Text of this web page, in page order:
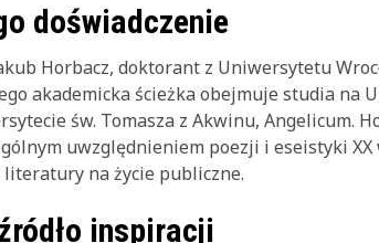
doświadczenie
Horbacz, doktorant z Uniwersytetu
akademicka ścieżka obejmuje studia na
św. Tomasza z Akwinu, Angelicum.
uwzględnieniem poezji i eseistyki
literatury na życie publiczne.
inspiracji